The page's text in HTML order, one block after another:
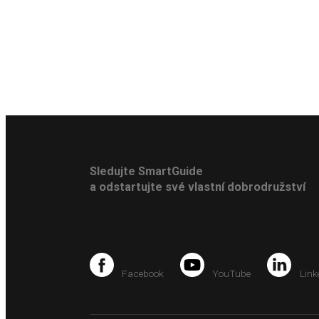
Sledujte SmartGuide
a odstartujte své vlastní dobrodružství
Facebook YouTube